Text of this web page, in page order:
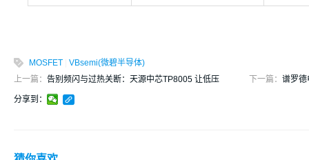
MOSFET
VBsemi(微碧半导体)
上一篇： 告别频闪与过热关断：天源中芯TP8005 让低压 下一篇： 谱罗
分享到：